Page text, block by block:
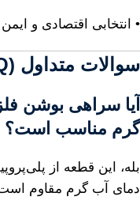
• انتخابی اقتصادی و
سوالات متداول (FAQ)
آیا سراهی بوشن فلزی 40*1 اینچ
گرم مناسب است؟
بله، این قطعه از
دمای آب گرم مقاوم